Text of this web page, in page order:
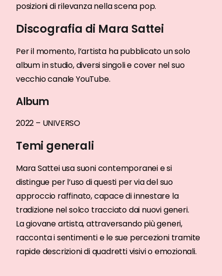
posizioni di rilevanza nella scena pop.
Discografia di Mara Sattei
Per il momento, l’artista ha pubblicato un solo
album in studio, diversi singoli e cover nel suo
vecchio canale YouTube.
Album
2022 – UNIVERSO
Temi generali
Mara Sattei usa suoni contemporanei e si
distingue per l’uso di questi per via del suo
approccio raffinato, capace di innestare la
tradizione nel solco tracciato dai nuovi generi.
La giovane artista, attraversando più generi,
racconta i sentimenti e le sue percezioni tramite
rapide descrizioni di quadretti visivi o emozionali.